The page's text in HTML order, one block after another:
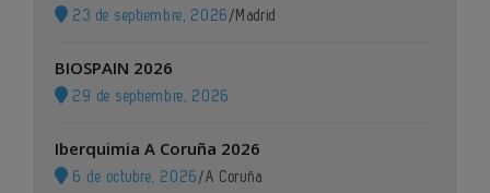
23 de septiembre, 2026 / Madrid
BIOSPAIN 2026
29 de septiembre, 2026
Iberquimia A Coruña 2026
6 de octubre, 2026 /A Coruña